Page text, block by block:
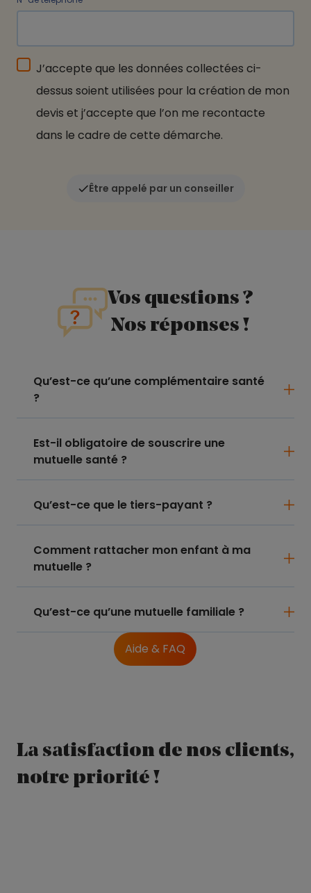
J’accepte que les données collectées ci-
dessus soient utilisées pour la création de mon
devis et j’accepte que l’on me recontacte
dans le cadre de cette démarche.
Être appelé par un conseiller
Vos questions ?
Nos réponses !
Qu’est-ce qu’une complémentaire santé
?
Est-il obligatoire de souscrire une
mutuelle santé ?
Qu’est-ce que le tiers-payant ?
Comment rattacher mon enfant à ma
mutuelle ?
Qu’est-ce qu’une mutuelle familiale ?
Aide & FAQ
La satisfaction de nos clients,
notre priorité !